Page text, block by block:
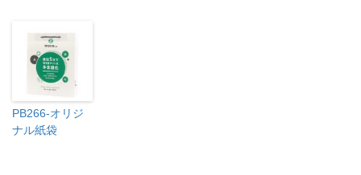
PB266-オリジ
ナル紙袋